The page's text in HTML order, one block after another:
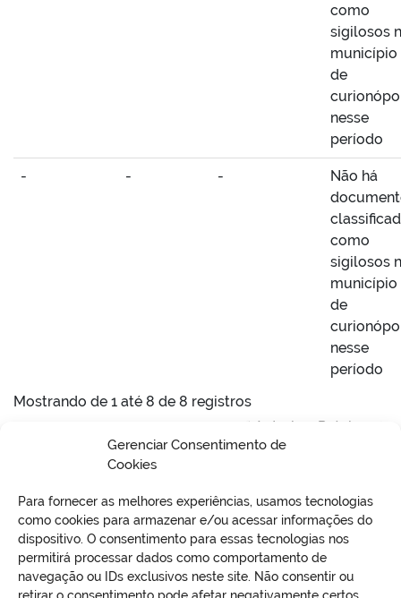
Gerenciar Consentimento de
Cookies
Para fornecer as melhores experiências, usamos tecnologias
como cookies para armazenar e/ou acessar informações do
dispositivo. O consentimento para essas tecnologias nos
permitirá processar dados como comportamento de
navegação ou IDs exclusivos neste site. Não consentir ou
como
sigilosos
município
de
nesse
período
- - -
Não há
como
sigilosos
município
de
nesse
período
Mostrando de 1 até 8 de 8 registros
Anterior
Próximo